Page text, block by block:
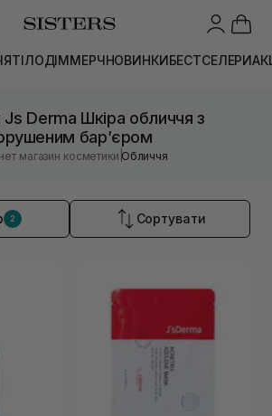
ТІЛОДІММЕРЧНОВИНКИБЕСТСЕЛЕРИ
Derma Шкіра обличчя з
барʼєром
магазин косметики |Обличчя
2 Сортувати